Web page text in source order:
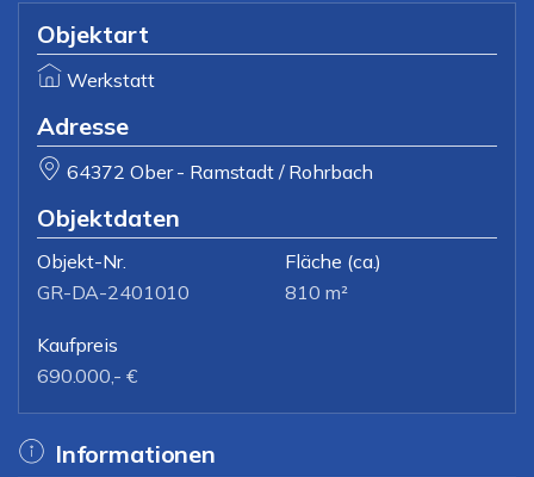
Objektart
Werkstatt
Adresse
64372 Ober - Ramstadt / Rohrbach
Objektdaten
Objekt-Nr.
GR-DA-2401010
Fläche (ca.)
810 m²
Kaufpreis
690.000,- €
Informationen